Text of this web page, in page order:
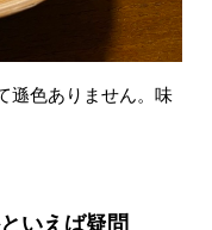
遜色ありません。味
いえば疑問